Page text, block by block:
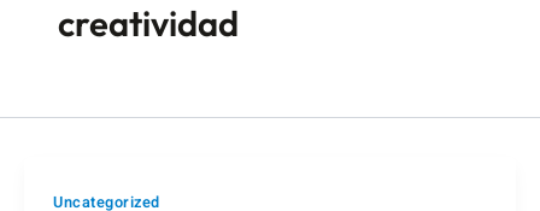
creatividad
Uncategorized